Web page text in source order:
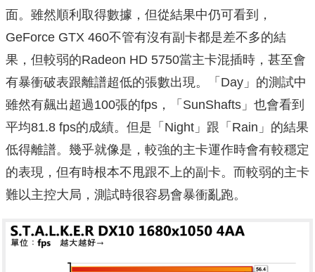
面。雖然順利取得數據，但從結果中仍可看到，
GeForce GTX 460不管有沒有副卡都是差不多的結
果，但較弱的Radeon HD 5750當主卡混插時，甚至會
有暴衝破表跟離譜超低的張數出現。「Day」的測試中
雖然有飆出超過100張的fps，「SunShafts」也會看到
平均81.8 fps的成績。但是「Night」跟「Rain」的結果
低得離譜。幾乎就像是，較強的主卡運作時會有較穩定
的表現，但有時根本不甩跟不上的副卡。而較弱的主卡
難以主控大局，測試時很容易會暴衝亂跑。